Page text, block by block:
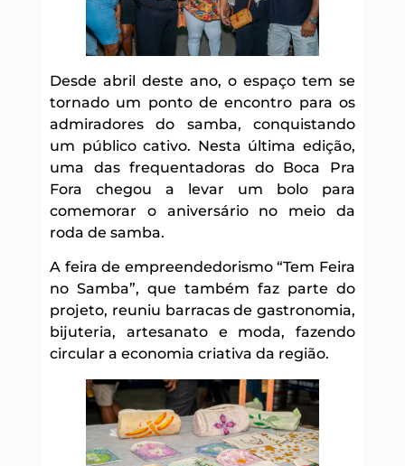
Desde abril deste ano, o espaço tem se
tornado um ponto de encontro para os
admiradores do samba, conquistando
um público cativo. Nesta última edição,
uma das frequentadoras do Boca Pra
Fora chegou a levar um bolo para
comemorar o aniversário no meio da
roda de samba.
A feira de empreendedorismo “Tem Feira
no Samba”, que também faz parte do
projeto, reuniu barracas de gastronomia,
bijuteria, artesanato e moda, fazendo
circular a economia criativa da região.